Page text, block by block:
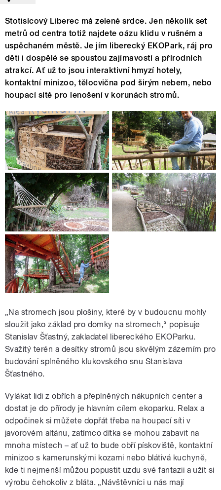
Stotisícový Liberec má zelené srdce. Jen několik set
metrů od centra totiž najdete oázu klidu v rušném a
uspěchaném městě. Je jím liberecký EKOPark, ráj pro
děti i dospělé se spoustou zajímavostí a přírodních
atrakcí. Ať už to jsou interaktivní hmyzí hotely,
kontaktní minizoo, tělocvična pod širým nebem, nebo
houpací sítě pro lenošení v korunách stromů.
„Na stromech jsou plošiny, které by v budoucnu mohly
sloužit jako základ pro domky na stromech,“ popisuje
Stanislav Šťastný, zakladatel libereckého EKOParku.
Svažitý terén a desítky stromů jsou skvělým zázemím pro
budování splněného klukovského snu Stanislava
Šťastného.
Vylákat lidi z obřích a přeplněných nákupních center a
dostat je do přírody je hlavním cílem ekoparku. Relax a
odpočinek si můžete dopřát třeba na houpací síti v
javorovém altánu, zatímco dítka se mohou zabavit na
mnoha místech – ať už to bude obří pískoviště, kontaktní
minizoo s kamerunskými kozami nebo blátivá kuchyně,
kde ti nejmenší můžou popustit uzdu své fantazii a užít si
výrobu čehokoliv z bláta. „Návštěvníci u nás mají